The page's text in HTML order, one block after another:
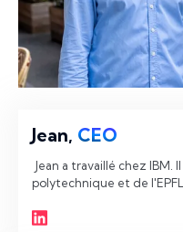
Jean, CEO
polytechnique et de l'EPFL.